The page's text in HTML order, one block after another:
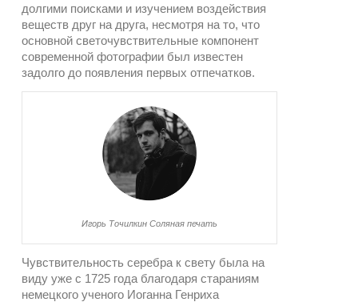
долгими поисками и изучением воздействия
веществ друг на друга, несмотря на то, что
основной светочувствительные компонент
современной фотографии был известен
задолго до появления первых отпечатков.
Игорь Точилкин Соляная печать
Чувствительность серебра к свету была на
виду уже с 1725 года благодаря стараниям
немецкого ученого Иоганна Генриха